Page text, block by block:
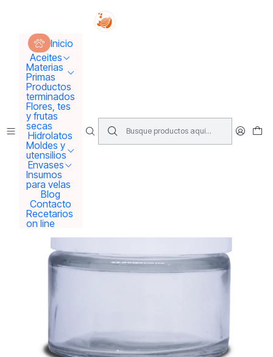
Inicio
Aceites
Materias
Primas
Productos
terminados
Flores, tes
y frutas
secas
Hidrolatos
Moldes y
utensilios
Envases
Insumos
para velas
Blog
Contacto
Recetarios
on line
Tus sueños se concretan aquí !!!
Frascos de vidrio 30 gr tapa blanca